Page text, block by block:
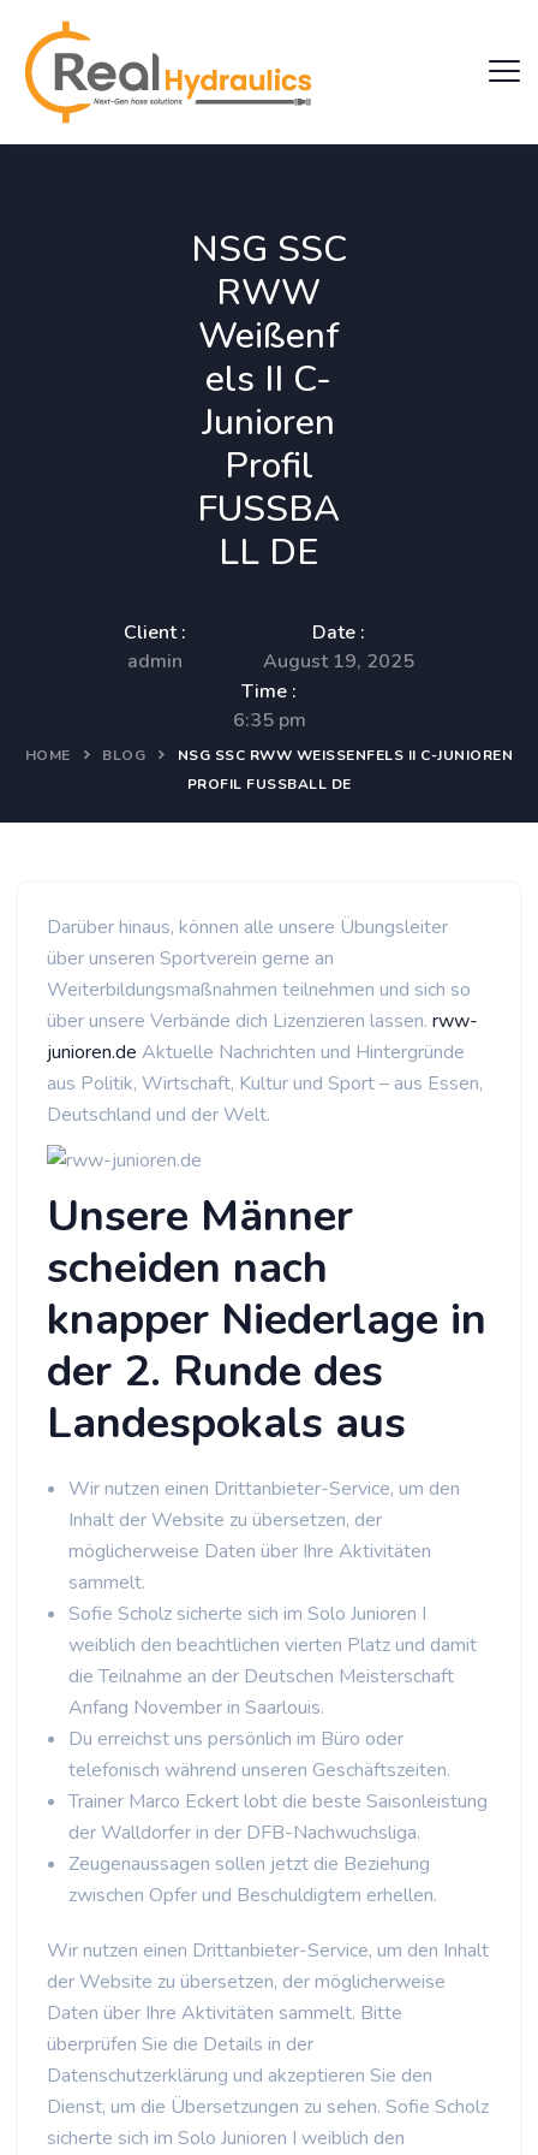
NSG SSC
RWW
Weißenf
els II C-
Junioren
Profil
FUSSBA
LL DE
Client :
admin
Date :
August 19, 2025
Time :
6:35 pm
HOME BLOG
NSG SSC RWW WEISSENFELS II C-JUNIOREN P
ROFIL FUSSBALL DE
Darüber hinaus, können alle unsere Übungsleiter
über unseren Sportverein gerne an
Weiterbildungsmaßnahmen teilnehmen und sich so
über unsere Verbände dich Lizenzieren lassen. rww-
junioren.de Aktuelle Nachrichten und Hintergründe
aus Politik, Wirtschaft, Kultur und Sport – aus Essen,
Deutschland und der Welt.
Unsere Männer
scheiden nach
knapper Niederlage in
der 2. Runde des
Landespokals aus
Wir nutzen einen Drittanbieter-Service, um den
Inhalt der Website zu übersetzen, der
möglicherweise Daten über Ihre Aktivitäten
sammelt.
Sofie Scholz sicherte sich im Solo Junioren I
weiblich den beachtlichen vierten Platz und damit
die Teilnahme an der Deutschen Meisterschaft
Anfang November in Saarlouis.
Du erreichst uns persönlich im Büro oder
telefonisch während unseren Geschäftszeiten.
Trainer Marco Eckert lobt die beste Saisonleistung
der Walldorfer in der DFB-Nachwuchsliga.
Zeugenaussagen sollen jetzt die Beziehung
zwischen Opfer und Beschuldigtem erhellen.
Wir nutzen einen Drittanbieter-Service, um den Inhalt
der Website zu übersetzen, der möglicherweise
Daten über Ihre Aktivitäten sammelt. Bitte
überprüfen Sie die Details in der
Datenschutzerklärung und akzeptieren Sie den
Dienst, um die Übersetzungen zu sehen. Sofie Scholz
sicherte sich im Solo Junioren I weiblich den